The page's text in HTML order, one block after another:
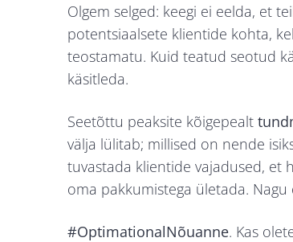
Olgem selged: keegi ei eelda, et
potentsiaalsete klientide kohta,
teostamatu. Kuid teatud seotud
käsitleda.
Seetõttu peaksite kõigepealt
välja lülitab; millised on nende
tuvastada klientide vajadused, et
oma pakkumistega ületada.
#OptimationalNõuanne. Kas